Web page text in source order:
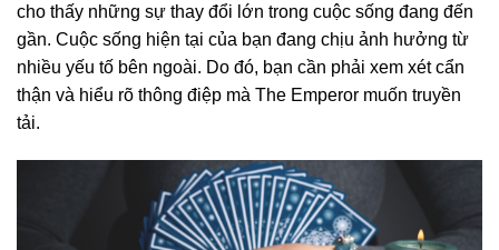
cho thấy những sự thay đổi lớn trong cuộc sống đang đến
gần. Cuộc sống hiện tại của bạn đang chịu ảnh hưởng từ
nhiều yếu tố bên ngoài. Do đó, bạn cần phải xem xét cẩn
thận và hiểu rõ thông điệp mà The Emperor muốn truyền
tải.